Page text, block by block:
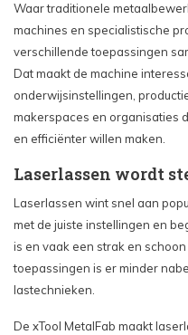
Waar traditionele
machines en specialistische
verschillende toepassingen
Dat maakt de machine
onderwijsinstellingen,
makerspaces en organisaties
en efficiënter willen maken.
Laserlassen wordt
Laserlassen wint snel aan
met de juiste instellingen en
is en vaak een strak en
toepassingen is er minder
lastechnieken.
De xTool MetalFab maakt